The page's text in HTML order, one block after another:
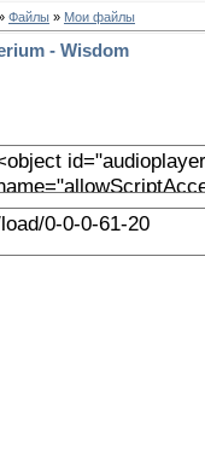
Файлы» Мои файлы
- Wisdom